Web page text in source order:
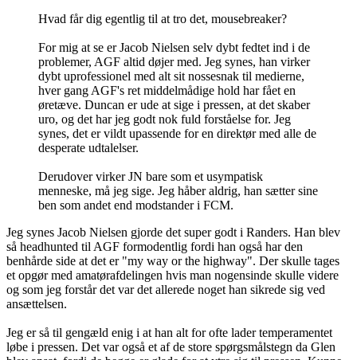
Hvad får dig egentlig til at tro det, mousebreaker?
For mig at se er Jacob Nielsen selv dybt fedtet ind i de
problemer, AGF altid døjer med. Jeg synes, han virker
dybt uprofessionel med alt sit nossesnak til medierne,
hver gang AGF's ret middelmådige hold har fået en
øretæve. Duncan er ude at sige i pressen, at det skaber
uro, og det har jeg godt nok fuld forståelse for. Jeg
synes, det er vildt upassende for en direktør med alle de
desperate udtalelser.
Derudover virker JN bare som et usympatisk
menneske, må jeg sige. Jeg håber aldrig, han sætter sine
ben som andet end modstander i FCM.
Jeg synes Jacob Nielsen gjorde det super godt i Randers. Han blev
så headhunted til AGF formodentlig fordi han også har den
benhårde side at det er "my way or the highway". Der skulle tages
et opgør med amatørafdelingen hvis man nogensinde skulle videre
og som jeg forstår det var det allerede noget han sikrede sig ved
ansættelsen.
Jeg er så til gengæld enig i at han alt for ofte lader temperamentet
løbe i pressen. Det var også et af de store spørgsmålstegn da Glen